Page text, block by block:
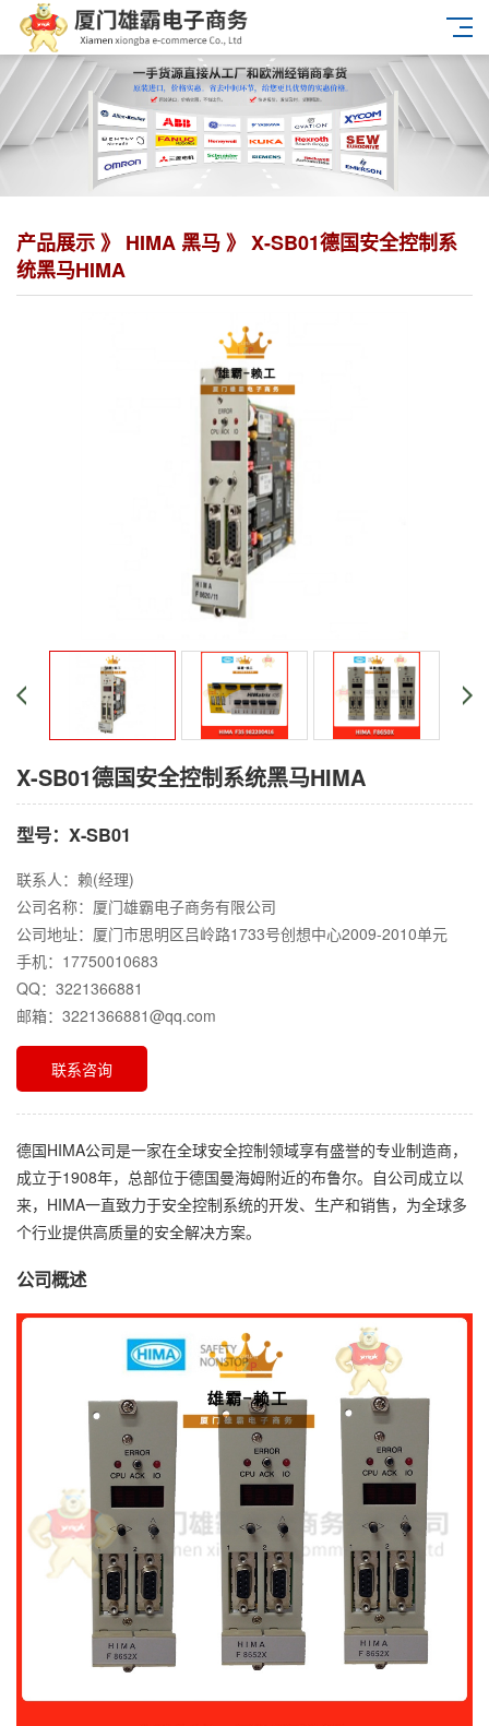
产品展示 》 HIMA 黑马》 X-SB01德国安全控制系
统黑马HIMA
X-SB01德国安全控制系统黑马HIMA
型号：X-SB01
联系人：赖(经理)
公司名称：厦门雄霸电子商务有限公司
公司地址：厦门市思明区吕岭路1733号创想中心2009-2010单元
手机：17750010683
QQ：3221366881
邮箱：3221366881@qq.com
联系咨询
德国HIMA公司是一家在全球安全控制领域享有盛誉的专业制造商，
成立于1908年，总部位于德国曼海姆附近的布鲁尔。自公司成立以
来，HIMA一直致力于安全控制系统的开发、生产和销售，为全球多
个行业提供高质量的安全解决方案。
公司概述